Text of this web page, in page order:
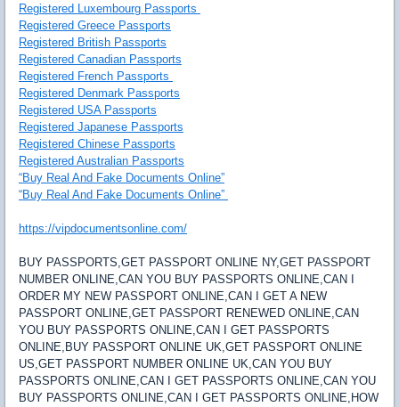
Registered Luxembourg Passports
Registered Greece Passports
Registered British Passports
Registered Canadian Passports
Registered French Passports
Registered Denmark Passports
Registered USA Passports
Registered Japanese Passports
Registered Chinese Passports
Registered Australian Passports
“Buy Real And Fake Documents Online”
“Buy Real And Fake Documents Online”
https://vipdocumentsonline.com/
BUY PASSPORTS,GET PASSPORT ONLINE NY,GET PASSPORT
NUMBER ONLINE,CAN YOU BUY PASSPORTS ONLINE,CAN I
ORDER MY NEW PASSPORT ONLINE,CAN I GET A NEW
PASSPORT ONLINE,GET PASSPORT RENEWED ONLINE,CAN
YOU BUY PASSPORTS ONLINE,CAN I GET PASSPORTS
ONLINE,BUY PASSPORT ONLINE UK,GET PASSPORT ONLINE
US,GET PASSPORT NUMBER ONLINE UK,CAN YOU BUY
PASSPORTS ONLINE,CAN I GET PASSPORTS ONLINE,CAN YOU
BUY PASSPORTS ONLINE,CAN I GET PASSPORTS ONLINE,HOW